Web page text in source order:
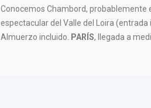
Conocemos Chambord, probablemente
espectacular del Valle del Loira (entrada
Almuerzo incluido. PARÍS, llegada a